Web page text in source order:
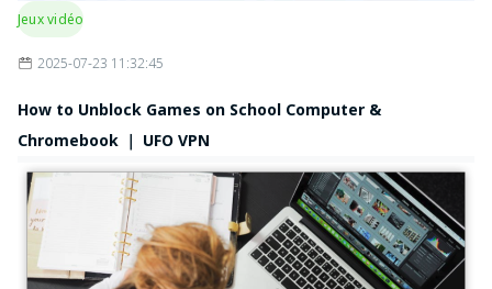
Jeux vidéo
2025-07-23 11:32:45
How to Unblock Games on School Computer &
Chromebook ｜ UFO VPN